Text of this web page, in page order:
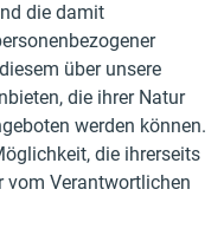
die damit
über unsere
die ihrer Natur
werden können.
die ihrerseits
vom Verantwortlichen